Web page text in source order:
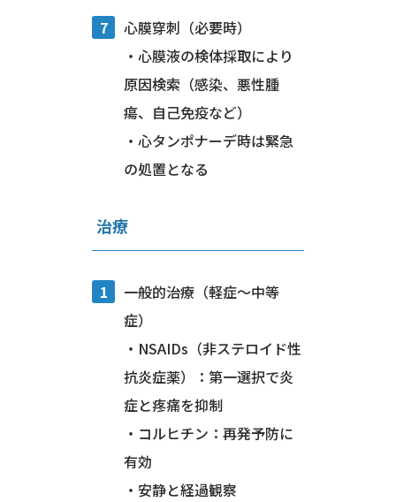
心膜穿刺（必要時）
・心膜液の検体採取により
原因検索（感染、悪性腫
瘍、自己免疫など）
・心タンポナーデ時は緊急
の処置となる
治療
一般的治療（軽症〜中等
症）
・NSAIDs（非ステロイド性
抗炎症薬）：第一選択で炎
症と疼痛を抑制
・コルヒチン：再発予防に
有効
・安静と経過観察